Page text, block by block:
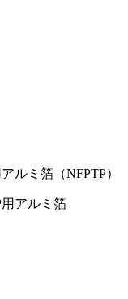
ルミ箔（NFPTP）